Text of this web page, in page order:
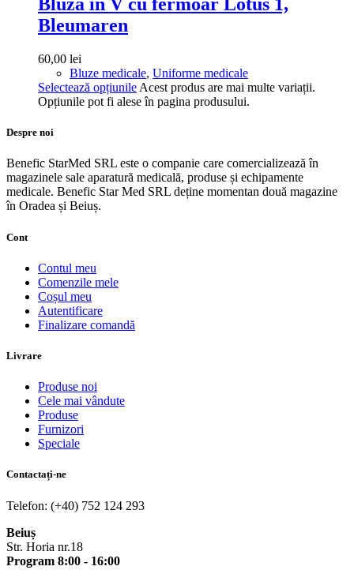
Bluza in V cu fermoar Lotus 1,
Bleumaren
60,00 lei
Bluze medicale, Uniforme medicale
Selectează opțiunile Acest produs are mai multe variații.
Opțiunile pot fi alese în pagina produsului.
Despre noi
Benefic StarMed SRL este o companie care comercializează în
magazinele sale aparatură medicală, produse și echipamente
medicale. Benefic Star Med SRL deține momentan două magazine
în Oradea și Beiuș.
Cont
Contul meu
Comenzile mele
Coșul meu
Autentificare
Finalizare comandă
Livrare
Produse noi
Cele mai vândute
Produse
Furnizori
Speciale
Contactați-ne
Telefon: (+40) 752 124 293
Beiuș
Str. Horia nr.18
Program 8:00 - 16:00